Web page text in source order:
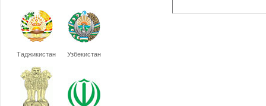
Таджикистан Узбекистан